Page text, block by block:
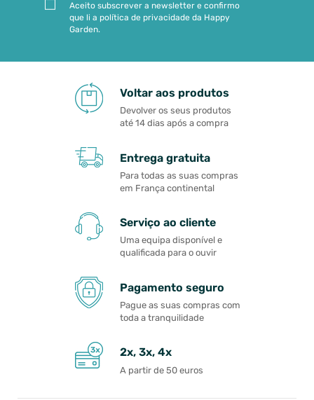
Aceito subscrever a newsletter e confirmo
que li a política de privacidade da Happy
Garden.
Voltar aos produtos
Devolver os seus produtos
até 14 dias após a compra
Entrega gratuita
Para todas as suas compras
em França continental
Serviço ao cliente
Uma equipa disponível e
qualificada para o ouvir
Pagamento seguro
Pague as suas compras com
toda a tranquilidade
2x, 3x, 4x
A partir de 50 euros